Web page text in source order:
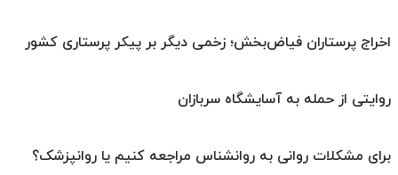
اخراج پرستاران فیاض‌بخش؛ زخمی دیگر بر پیکر پرستاری کشور
روایتی از حمله به آسایشگاه سربازان
برای مشکلات روانی به روانشناس مراجعه کنیم یا روانپزشک؟